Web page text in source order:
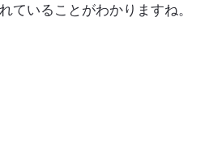
ていることがわかりますね。